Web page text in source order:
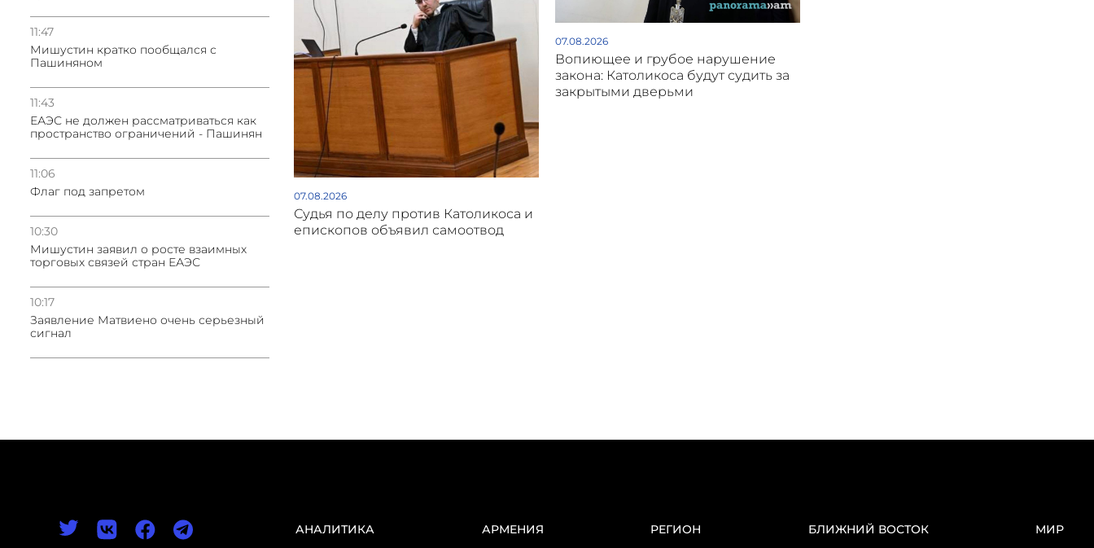
11:47
Мишустин кратко пообщался с
Пашиняном
11:43
ЕАЭС не должен рассматриваться как
пространство ограничений - Пашинян
11:06
Флаг под запретом
10:30
Мишустин заявил о росте взаимных
торговых связей стран ЕАЭС
10:17
Заявление Матвиено очень серьезный
сигнал
07.08.2026
Судья по делу против Католикоса и
епископов объявил самоотвод
07.08.2026
Вопиющее и грубое нарушение
закона: Католикоса будут судить за
закрытыми дверьми
АНАЛИТИКА АРМЕНИЯ РЕГИОН БЛИЖНИЙ ВОСТОК МИР